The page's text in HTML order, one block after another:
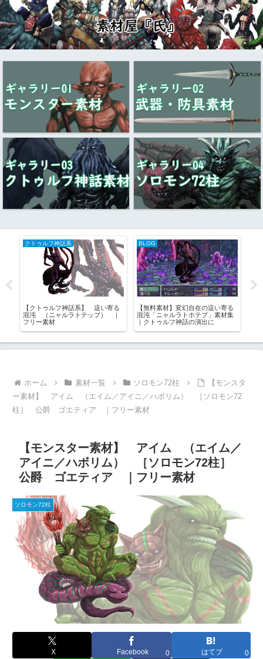
クトゥルフ神話系
【クトゥルフ神話系】 這い寄る
混沌 （ニャルラトテップ） ｜
フリー素材
BLOG
【無料素材】変幻自在の這い寄る
混沌「ニャルラトホテプ」素材集
｜クトゥルフ神話の演出に
ホーム 素材一覧 ソロモン72柱
【モンスタ
ー素材】 アイム （エイム／アイニ／ハボリム） ［ソロモン72
柱］ 公爵 ゴエティア ｜フリー素材
【モンスター素材】 アイム （エイム／
アイニ／ハボリム） ［ソロモン72柱］
公爵 ゴエティア ｜フリー素材
ソロモン72柱
X Facebook 0 はてブ 0